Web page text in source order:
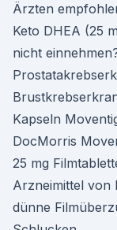
Ärzten
Keto DHEA (25
nicht
Kapseln
DocMorris
25 mg
Arzneimittel von
dünne